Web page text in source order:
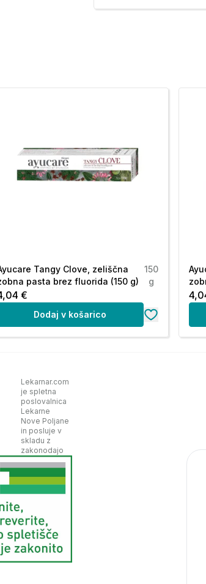
Tangy Clove, zeliščna
pasta brez fluorida (150 g)
150
g
€
Dodaj v košarico
Lekarnar.com
je spletna
poslovalnica
Lekarne
Nove Poljane
in posluje v
skladu z
zakonodajo